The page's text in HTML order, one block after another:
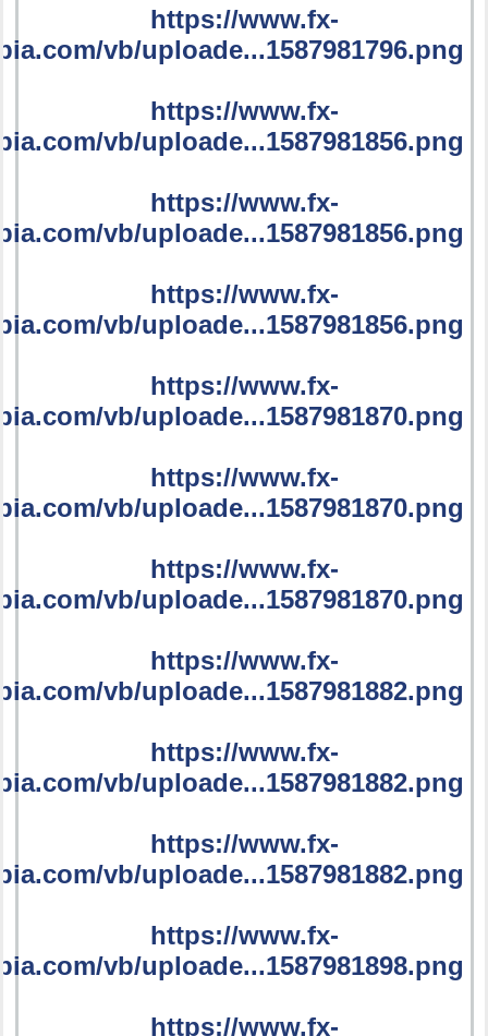
https://www.fx-
vb/uploade...1587981796.png
https://www.fx-
vb/uploade...1587981856.png
https://www.fx-
vb/uploade...1587981856.png
https://www.fx-
vb/uploade...1587981856.png
https://www.fx-
vb/uploade...1587981870.png
https://www.fx-
vb/uploade...1587981870.png
https://www.fx-
vb/uploade...1587981870.png
https://www.fx-
vb/uploade...1587981882.png
https://www.fx-
vb/uploade...1587981882.png
https://www.fx-
vb/uploade...1587981882.png
https://www.fx-
vb/uploade...1587981898.png
https://www.fx-